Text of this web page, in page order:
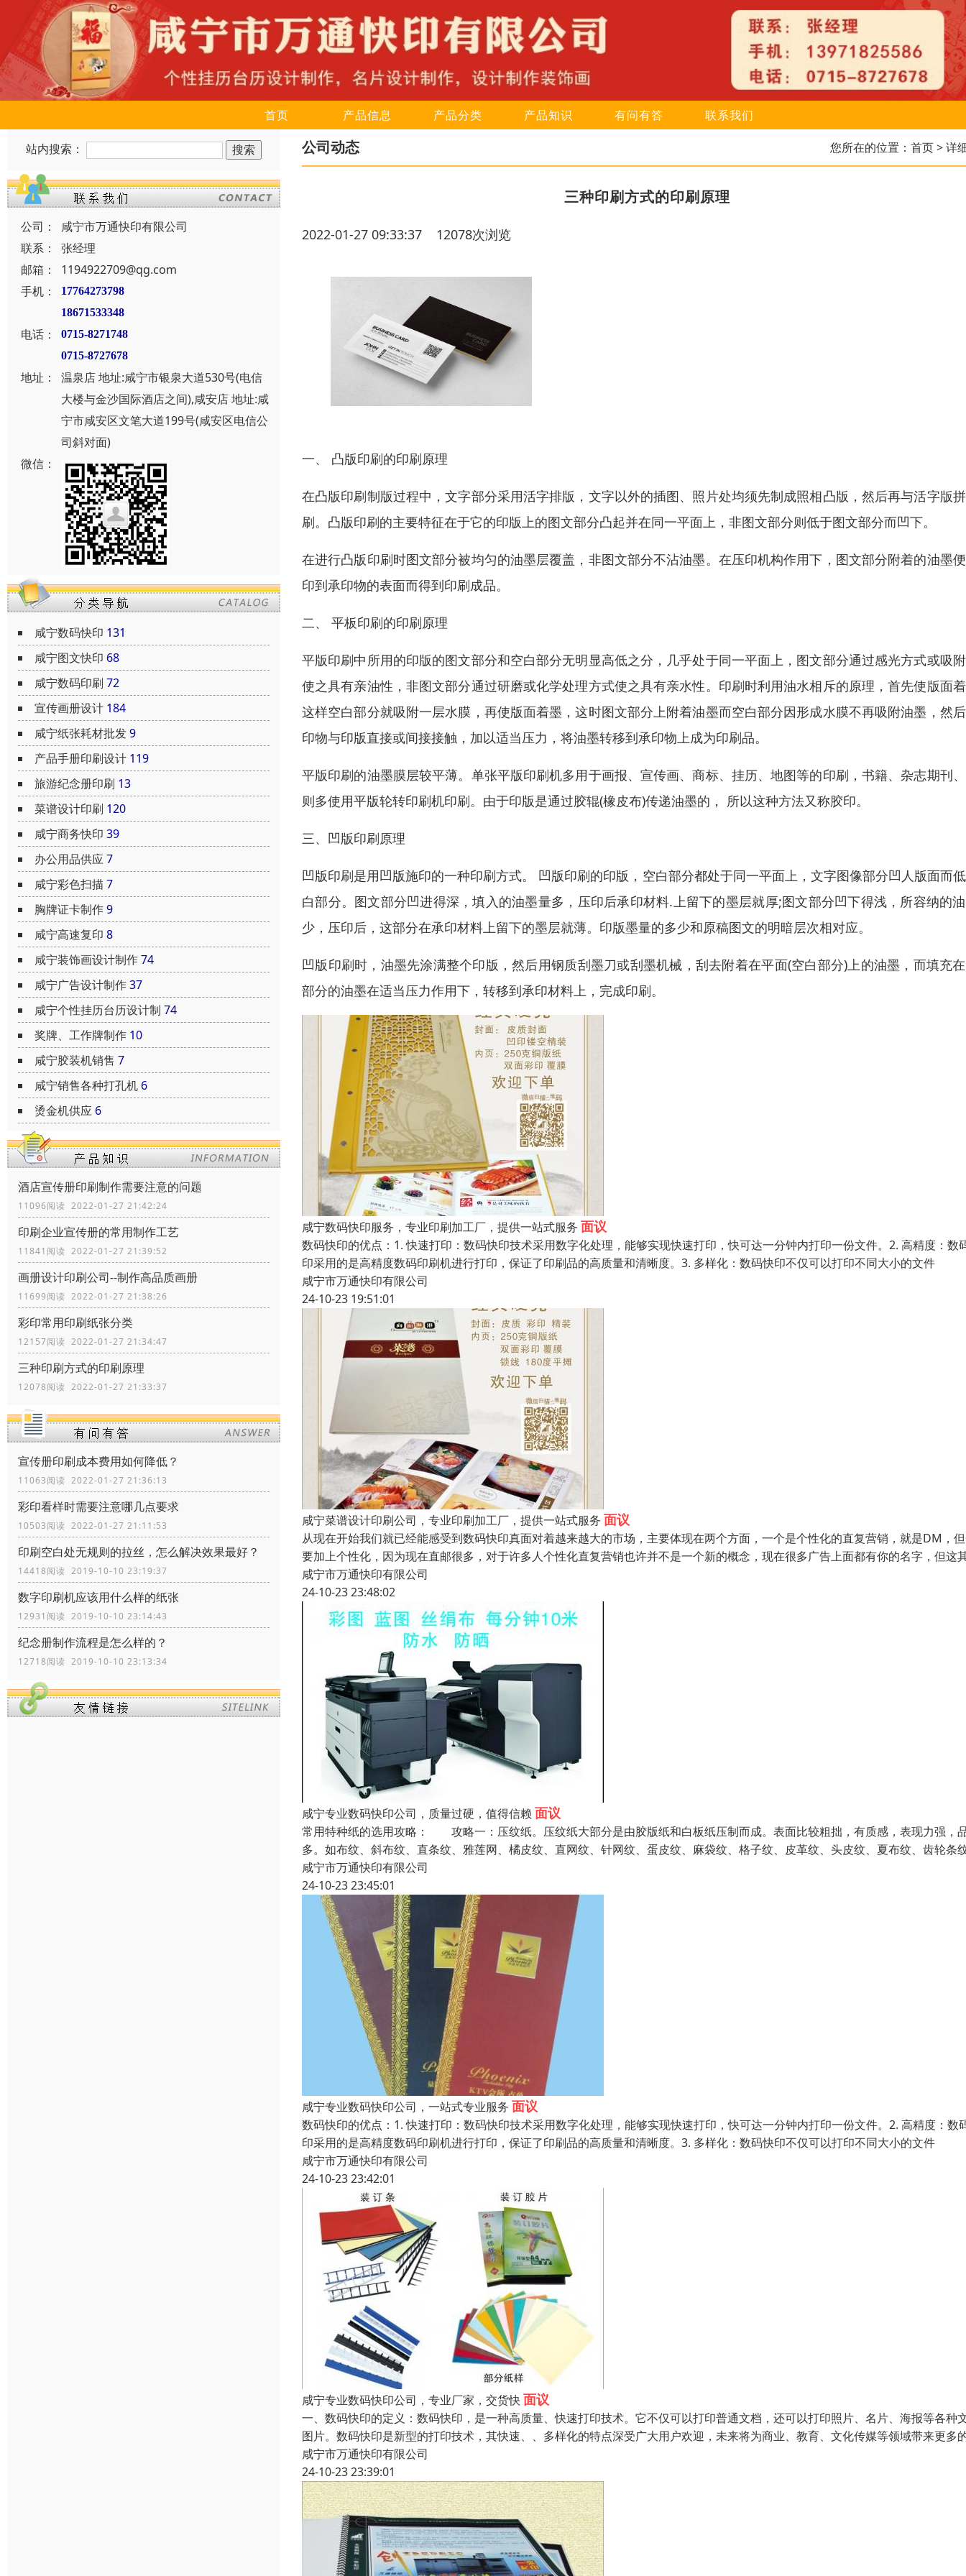
首页 产品信息 产品分类 产品知识 有问有答 联系我们
站内搜索：
公司：
咸宁市万通快印有限公司
联系：
张经理
邮箱：
1194922709@qg.com
手机：
17764273798
18671533348
电话：
0715-8271748
0715-8727678
地址：
温泉店 地址:咸宁市银泉大道530号(电信
大楼与金沙国际酒店之间),咸安店 地址:咸
宁市咸安区文笔大道199号(咸安区电信公
司斜对面)
微信：
咸宁数码快印 131
咸宁图文快印 68
咸宁数码印刷 72
宣传画册设计 184
咸宁纸张耗材批发9
产品手册印刷设计 119
旅游纪念册印刷 13
菜谱设计印刷 120
咸宁商务快印 39
办公用品供应7
咸宁彩色扫描 7
胸牌证卡制作9
咸宁高速复印 8
咸宁装饰画设计制作74
咸宁广告设计制作37
咸宁个性挂历台历设计制 74
奖牌、工作牌制作 10
咸宁胶装机销售 7
咸宁销售各种打孔机 6
烫金机供应 6
酒店宣传册印刷制作需要注意的问题
11096阅读 2022-01-27 21:42:24
印刷企业宣传册的常用制作工艺
11841阅读 2022-01-27 21:39:52
画册设计印刷公司--制作高品质画册
11699阅读 2022-01-27 21:38:26
彩印常用印刷纸张分类
12157阅读 2022-01-27 21:34:47
三种印刷方式的印刷原理
12078阅读 2022-01-27 21:33:37
宣传册印刷成本费用如何降低？
11063阅读 2022-01-27 21:36:13
彩印看样时需要注意哪几点要求
10503阅读 2022-01-27 21:11:53
印刷空白处无规则的拉丝，怎么解决效果最好？
14418阅读 2019-10-10 23:19:37
数字印刷机应该用什么样的纸张
12931阅读 2019-10-10 23:14:43
纪念册制作流程是怎么样的？
12718阅读 2019-10-10 23:13:34
公司动态 您所在的位置： 首页> 详
三种印刷方式的印刷原理
2022-01-27 09:33:37 12078次浏览
一、 凸版印刷的印刷原理
在凸版印刷制版过程中，文字部分采用活字排版，文字以外的插图、照片处均须先制成照相凸版，然后再与活字版
刷。凸版印刷的主要特征在于它的印版上的图文部分凸起并在同一平面上，非图文部分则低于图文部分而凹下。
在进行凸版印刷时图文部分被均匀的油墨层覆盖，非图文部分不沾油墨。在压印机构作用下，图文部分附着的油墨
印到承印物的表面而得到印刷成品。
二、 平板印刷的印刷原理
平版印刷中所用的印版的图文部分和空白部分无明显高低之分，几乎处于同一平面上，图文部分通过感光方式或吸
使之具有亲油性，非图文部分通过研磨或化学处理方式使之具有亲水性。印刷时利用油水相斥的原理，首先使版面
这样空白部分就吸附一层水膜，再使版面着墨，这时图文部分上附着油墨而空白部分因形成水膜不再吸附油墨，然
印物与印版直接或间接接触，加以适当压力，将油墨转移到承印物上成为印刷品。
平版印刷的油墨膜层较平薄。单张平版印刷机多用于画报、宣传画、商标、挂历、地图等的印刷，书籍、杂志期刊
则多使用平版轮转印刷机印刷。由于印版是通过胶辊(橡皮布)传递油墨的， 所以这种方法又称胶印。
三、凹版印刷原理
凹版印刷是用凹版施印的一种印刷方式。 凹版印刷的印版，空白部分都处于同一平面上，文字图像部分凹人版面而
白部分。图文部分凹进得深，填入的油墨量多，压印后承印材料.上留下的墨层就厚;图文部分凹下得浅，所容纳的
少，压印后，这部分在承印材料上留下的墨层就薄。印版墨量的多少和原稿图文的明暗层次相对应。
凹版印刷时，油墨先涂满整个印版，然后用钢质刮墨刀或刮墨机械，刮去附着在平面(空白部分)上的油墨，而填充
部分的油墨在适当压力作用下，转移到承印材料上，完成印刷。
咸宁数码快印服务，专业印刷加工厂，提供一站式服务 面议
数码快印的优点：1. 快速打印：数码快印技术采用数字化处理，能够实现快速打印，快可达一分钟内打印一份文件。2. 高精度：数
印采用的是高精度数码印刷机进行打印，保证了印刷品的高质量和清晰度。3. 多样化：数码快印不仅可以打印不同大小的文件
咸宁市万通快印有限公司
24-10-23 19:51:01
咸宁菜谱设计印刷公司，专业印刷加工厂，提供一站式服务 面议
从现在开始我们就已经能感受到数码快印真面对着越来越大的市场，主要体现在两个方面，一个是个性化的直复营销，就是DM，
要加上个性化，因为现在直邮很多，对于许多人个性化直复营销也许并不是一个新的概念，现在很多广告上面都有你的名字，但这
咸宁市万通快印有限公司
24-10-23 23:48:02
咸宁专业数码快印公司，质量过硬，值得信赖 面议
常用特种纸的选用攻略： 攻略一：压纹纸。压纹纸大部分是由胶版纸和白板纸压制而成。表面比较粗拙，有质感，表现力强，
多。如布纹、斜布纹、直条纹、雅莲网、橘皮纹、直网纹、针网纹、蛋皮纹、麻袋纹、格子纹、皮革纹、头皮纹、夏布纹、齿轮条
咸宁市万通快印有限公司
24-10-23 23:45:01
咸宁专业数码快印公司，一站式专业服务 面议
数码快印的优点：1. 快速打印：数码快印技术采用数字化处理，能够实现快速打印，快可达一分钟内打印一份文件。2. 高精度：数
印采用的是高精度数码印刷机进行打印，保证了印刷品的高质量和清晰度。3. 多样化：数码快印不仅可以打印不同大小的文件
咸宁市万通快印有限公司
24-10-23 23:42:01
咸宁专业数码快印公司，专业厂家，交货快面议
一、数码快印的定义：数码快印，是一种高质量、快速打印技术。它不仅可以打印普通文档，还可以打印照片、名片、海报等各种
图片。数码快印是新型的打印技术，其快速、、多样化的特点深受广大用户欢迎，未来将为商业、教育、文化传媒等领域带来更多
咸宁市万通快印有限公司
24-10-23 23:39:01